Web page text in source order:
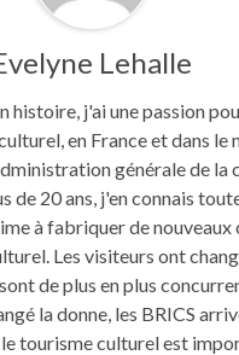
Lehalle
histoire, j'ai une passion
en France et dans le
générale de la
de 20 ans, j'en connais
à fabriquer de nouveaux
Les visiteurs ont
de plus en plus
la donne, les BRICS
tourisme culturel est